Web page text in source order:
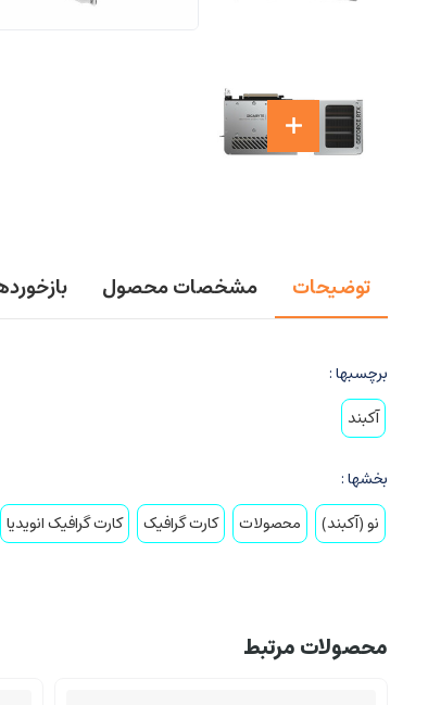
توضیحات مشخصات محصول
برچسبها :
آکبند
بخشها :
نو (آکبند)
محصولات کارت گرافیک کارت گرافیک انویدیا
محصولات مرتبط